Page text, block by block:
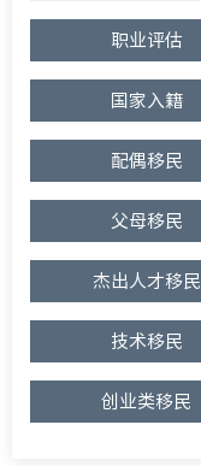
职业评估
国家入籍
配偶移民
父母移民
杰出人才移民
技术移民
创业类移民